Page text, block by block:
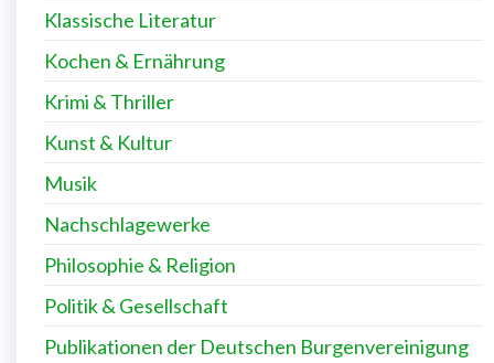
Klassische Literatur
Kochen & Ernährung
Krimi & Thriller
Kunst & Kultur
Musik
Nachschlagewerke
Philosophie & Religion
Politik & Gesellschaft
Publikationen der Deutschen Burgenvereinigung